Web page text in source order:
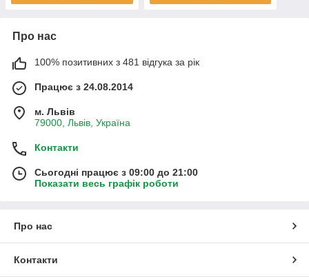
Про нас
100% позитивних з 481 відгука за рік
Працює з 24.08.2014
м. Львів
79000, Львів, Україна
Контакти
Сьогодні працює з 09:00 до 21:00
Показати весь графік роботи
Про нас
Контакти